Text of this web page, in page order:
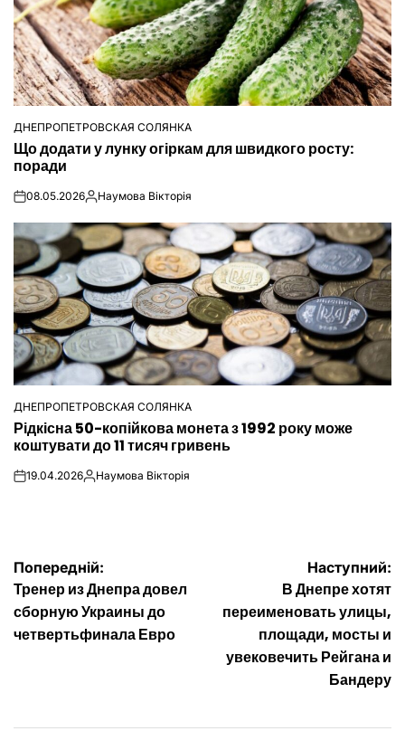
ОПУБЛІКУВАТИ
У
ДНЕПРОПЕТРОВСКАЯ СОЛЯНКА
Що додати у лунку огіркам для швидкого росту:
поради
on08.05.2026Опубліковано
Наумова Вікторія
ОПУБЛІКУВАТИ
У
ДНЕПРОПЕТРОВСКАЯ СОЛЯНКА
Рідкісна 50-копійкова монета з 1992 року може
коштувати до 11 тисяч гривень
on19.04.2026Опубліковано
Наумова Вікторія
Навігація
записів
Попередній:
Тренер из Днепра довел
сборную Украины до
четвертьфинала Евро
Наступний:
В Днепре хотят
переименовать улицы,
площади, мосты и
увековечить Рейгана и
Бандеру